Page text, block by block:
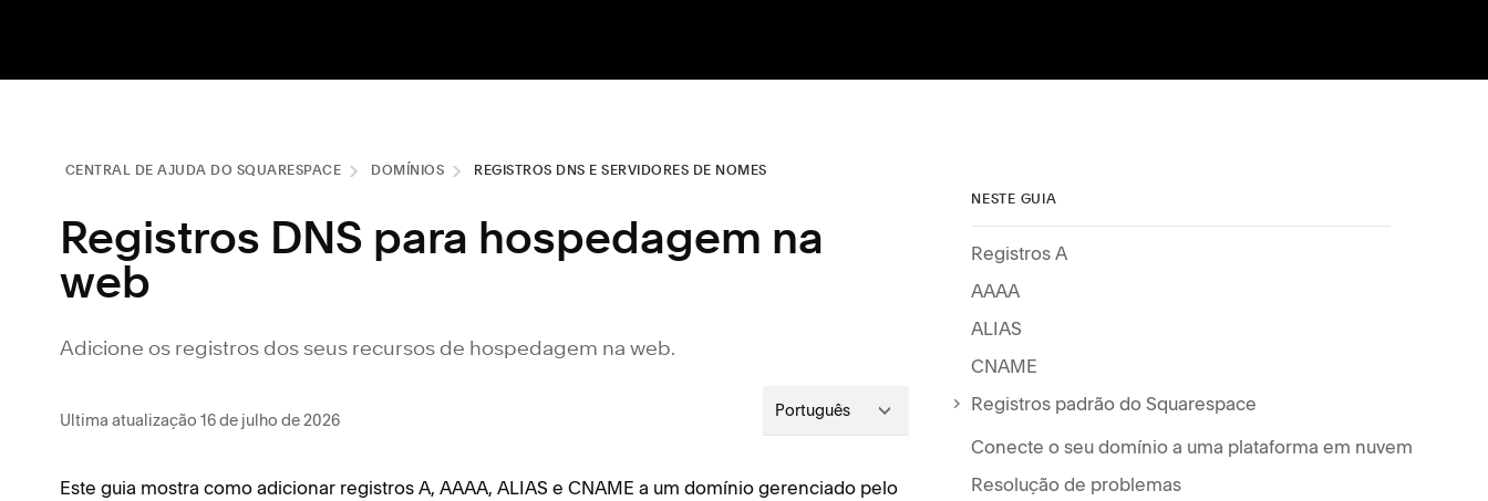
CENTRAL DE AJUDA DO SQUARESPACE DOMÍNIOS REGISTROS DNS E SERVIDORES DE NOMES
Registros DNS para hospedagem na
web
Adicione os registros dos seus recursos de hospedagem na web.
Ultima atualização 16 de julho de 2026 Português
Este guia mostra como adicionar registros A, AAAA, ALIAS e CNAME a um domínio gerenciado pelo
NESTE GUIA
Registros A
AAAA
ALIAS
CNAME
Registros padrão do Squarespace
Conecte o seu domínio a uma plataforma em nuvem
Resolução de problemas